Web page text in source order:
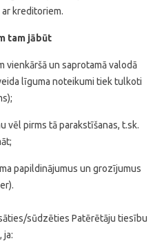
kreditoriem.
tam jābūt
vienkāršā un saprotamā valodā
līguma noteikumi tiek tulkoti
vēl pirms tā parakstīšanas, t.sk.
papildinājumus un grozījumus
sūdzēties Patērētāju tiesību
ja: